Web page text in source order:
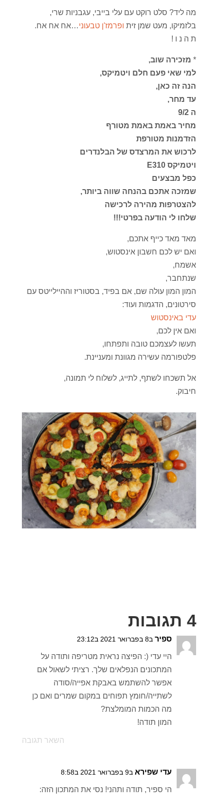
מה ליד? סלט רוקט עם עלי בייבי, עגבניות שרי,
בלזמיקו, מעט שמן זיתופרמז'ן טבעוני…אח אח אח.
ת ה נ ו !
* מזכירה שוב,
למי שאי פעם חלם ויטמיקס,
הנה זה כאן,
עד מחר,
ה 9/2
מחיר באמת באמת מטורף
הזדמנות מטורפת
לרכוש את המרצדס של הבלנדרים
ויטמיקס E310
כפל מבצעים
שמזכה אתכם בהנחה שווה ביותר,
להצטרפות מהירה לרכישה
שלחו לי הודעה בפרטי!!!
מאד מאד כייף אתכם,
ואם יש לכם חשבון אינסטוש,
אשמח,
שנתחבר,
המון המון עולה שם, אם בפיד, בסטוריז וההיילייטס עם
סירטונים, הדגמות ועוד:
עדי באינסטוש
ואם אין לכם,
תעשו לעצמכם טובה ותפתחו,
פלטפורמה עשירה מגוונת ומעניינת.
אל תשכחו לשתף, לתייג, לשלוח לי תמונה,
חיבוק.
4 תגובות
ספיר ב8 בפברואר 2021 ב23:12
היי עדי (: הפיצה נראית מטריפה ותודה על
המתכונים הנפלאים שלך. רציתי לשאול אם
אפשר להשתמש באבקת אפייה/סודה
לשתייה/חומץ תפוחים במקום שמרים ואם כן
מה הכמות המומלצת?
המון תודה!
השאר תגובה
עדי שפירא ב9 בפברואר 2021 ב8:58
הי ספיר, תודה ותהני! נסי את המתכון הזה: